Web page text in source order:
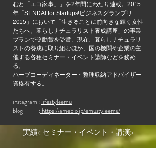
むと「エコ家事」」を2年間にわたり連載。2015
年「SENDAI for Startups!ビジネスグランプリ
2015」において「生きることに前向きな輝く女性
たちへ。暮らしナチュラリスト養成講座」の事業
プランで奨励賞を受賞。現在、暮らしナチュラリ
ストの養成に取り組むほか、国の機関や企業の主
催する各種セミナー・イベント講師などを務め
る。
ハーブコーディネーター・整理収納アドバイザー
資格有する。
instagram : lifestyleemu
blog : https://ameblo.jp/emustyleemu/
実績< セミナー・イベント・講演>